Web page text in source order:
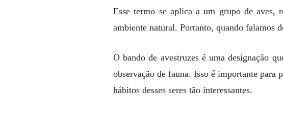
Esse termo se aplica a um grupo de aves,
ambiente natural. Portanto, quando falamos
O bando de avestruzes é uma designação
observação de fauna. Isso é importante para
hábitos desses seres tão interessantes.